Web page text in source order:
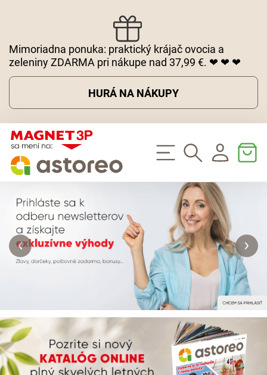
Mimoriadna ponuka: praktický krájač ovocia a
zeleniny ZDARMA pri nákupe nad 37,99 €. ❤ ❤ ❤
HURÁ NA NÁKUPY